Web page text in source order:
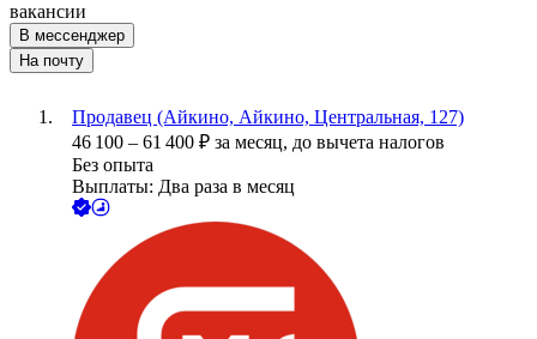
вакансии
В мессенджер
На почту
Продавец (Айкино, Айкино, Центральная, 127)
46 100 – 61 400 ₽ за месяц, до вычета налогов
Без опыта
Выплаты: Два раза в месяц